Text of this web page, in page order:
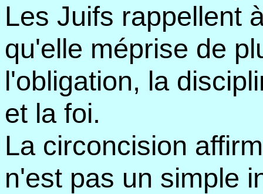
Les Juifs rappellent
qu'elle méprise de
l'obligation, la
et la foi.
La circoncision
n'est pas un simple